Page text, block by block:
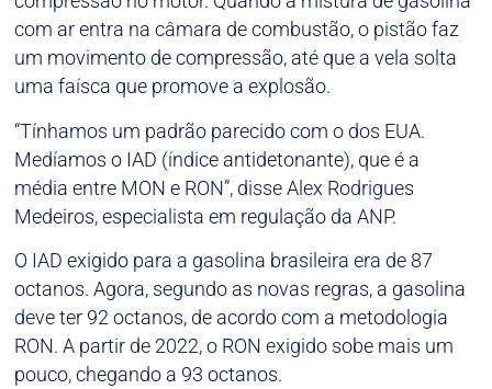
com ar entra na câmara de combustão, o pistão faz
um movimento de compressão, até que a vela solta
uma faísca que promove a explosão.
“Tínhamos um padrão parecido com o dos EUA.
Medíamos o IAD (índice antidetonante), que é a
média entre MON e RON”, disse Alex Rodrigues
Medeiros, especialista em regulação da ANP.
O IAD exigido para a gasolina brasileira era de 87
octanos. Agora, segundo as novas regras, a gasolina
deve ter 92 octanos, de acordo com a metodologia
RON. A partir de 2022, o RON exigido sobe mais um
pouco, chegando a 93 octanos.